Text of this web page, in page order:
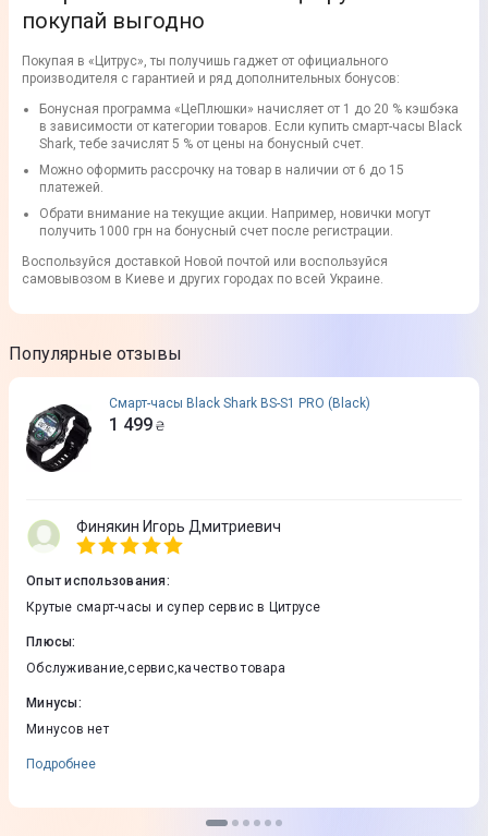
покупай выгодно
Покупая в «Цитрус», ты получишь гаджет от официального
производителя с гарантией и ряд дополнительных бонусов:
Бонусная программа «ЦеПлюшки» начисляет от 1 до 20 % кэшбэка
в зависимости от категории товаров. Если купить смарт-часы Black
Shark, тебе зачислят 5 % от цены на бонусный счет.
Можно оформить рассрочку на товар в наличии от 6 до 15
платежей.
Обрати внимание на текущие акции. Например, новички могут
получить 1000 грн на бонусный счет после регистрации.
Воспользуйся доставкой Новой почтой или воспользуйся
самовывозом в Киеве и других городах по всей Украине.
Популярные отзывы
Смарт-часы Black Shark BS-S1 PRO (Black)
1 499 ₴
Финякин Игорь Дмитриевич
Опыт использования:
Крутые смарт-часы и супер сервис в Цитрусе
Плюсы:
Обслуживание,сервис,качество товара
Минусы:
Минусов нет
Подробнее